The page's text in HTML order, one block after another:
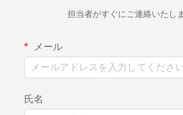
担当者がすぐにご連絡いたしま
メール
氏名